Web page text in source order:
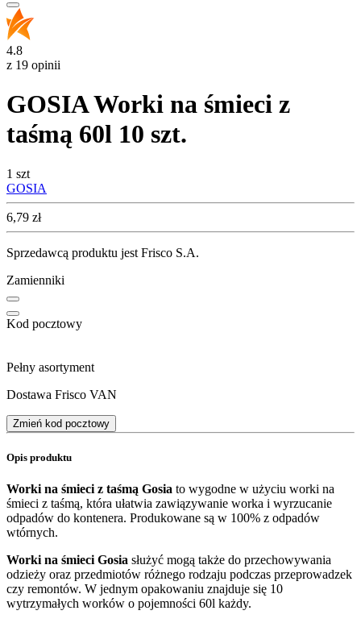
4.8
z 19 opinii
GOSIA Worki na śmieci z
taśmą 60l 10 szt.
1 szt
GOSIA
Cena
6,79 zł
Sprzedawcą produktu jest Frisco S.A.
Zamienniki
Kod pocztowy
Pełny asortyment
Dostawa Frisco VAN
Zmień kod pocztowy
Opis produktu
Worki na śmieci z taśmą Gosia to wygodne w użyciu worki na
śmieci z taśmą, która ułatwia zawiązywanie worka i wyrzucanie
odpadów do kontenera. Produkowane są w 100% z odpadów
wtórnych.
Worki na śmieci Gosia służyć mogą także do przechowywania
odzieży oraz przedmiotów różnego rodzaju podczas przeprowadzek
czy remontów. W jednym opakowaniu znajduje się 10
wytrzymałych worków o pojemności 60l każdy.